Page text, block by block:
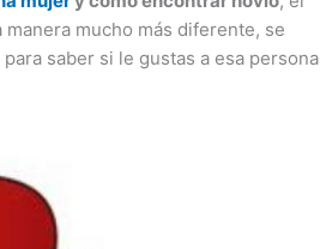
mucho más diferente, se
saber si le gustas a esa persona